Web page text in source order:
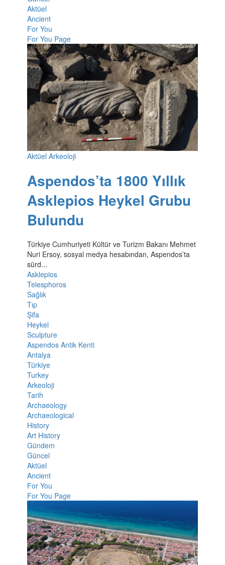
Aktüel
Ancient
For You
For You Page
Aktüel Arkeoloji
Aspendos’ta 1800 Yıllık
Asklepios Heykel Grubu
Bulundu
Türkiye Cumhuriyeti Kültür ve Turizm Bakanı Mehmet
Nuri Ersoy, sosyal medya hesabından, Aspendos’ta
sürd...
Asklepios
Telesphoros
Sağlık
Tıp
Şifa
Heykel
Sculpture
Aspendos Antik Kenti
Antalya
Türkiye
Turkey
Arkeoloji
Tarih
Archaeology
Archaeological
History
Art History
Gündem
Güncel
Aktüel
Ancient
For You
For You Page